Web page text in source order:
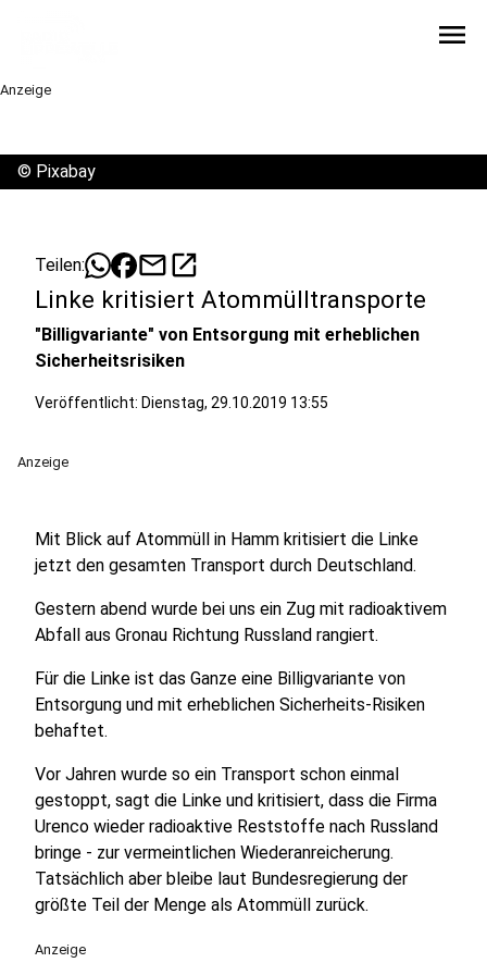
menu
Anzeige
© Pixabay
Teilen: mailopen_in_new
Linke kritisiert Atommülltransporte
"Billigvariante" von Entsorgung mit erheblichen
Sicherheitsrisiken
Veröffentlicht: Dienstag, 29.10.2019 13:55
Anzeige
Mit Blick auf Atommüll in Hamm kritisiert die Linke
jetzt den gesamten Transport durch Deutschland.
Gestern abend wurde bei uns ein Zug mit radioaktivem
Abfall aus Gronau Richtung Russland rangiert.
Für die Linke ist das Ganze eine Billigvariante von
Entsorgung und mit erheblichen Sicherheits-Risiken
behaftet.
Vor Jahren wurde so ein Transport schon einmal
gestoppt, sagt die Linke und kritisiert, dass die Firma
Urenco wieder radioaktive Reststoffe nach Russland
bringe - zur vermeintlichen Wiederanreicherung.
Tatsächlich aber bleibe laut Bundesregierung der
größte Teil der Menge als Atommüll zurück.
Anzeige